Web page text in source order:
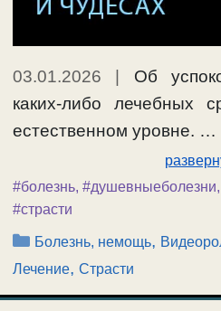
03.01.2026 | Об
каких-либо лечебных
естественном уровне. …
#болезнь, #душевныеболезни,
#страсти
Рубрики
Болезнь, немощь,
Лечение, Страсти